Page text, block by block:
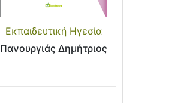
Εκπαιδευτική Ηγεσία
Πανουργιάς Δημήτριος